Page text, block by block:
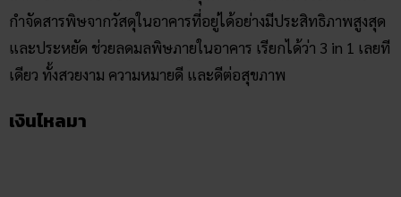
กำจัดสารพิษจากวัสดุในอาคารที่อยู่ได้อย่างมีประสิทธิภาพสูงสุด
และประหยัด ช่วยลดมลพิษภายในอาคาร เรียกได้ว่า 3 in 1 เลยที
เดียว ทั้งสวยงาม ความหมายดี และดีต่อสุขภาพ
เงินไหลมา